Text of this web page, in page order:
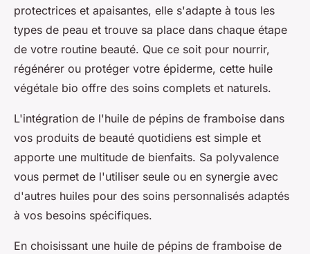
protectrices et apaisantes, elle s'adapte à tous les
types de peau et trouve sa place dans chaque étape
de votre routine beauté. Que ce soit pour nourrir,
régénérer ou protéger votre épiderme, cette huile
végétale bio offre des soins complets et naturels.
L'intégration de l'huile de pépins de framboise dans
vos produits de beauté quotidiens est simple et
apporte une multitude de bienfaits. Sa polyvalence
vous permet de l'utiliser seule ou en synergie avec
d'autres huiles pour des soins personnalisés adaptés
à vos besoins spécifiques.
En choisissant une huile de pépins de framboise de